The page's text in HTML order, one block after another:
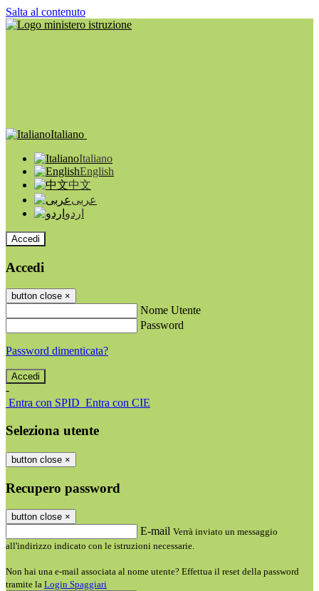
Salta al contenuto
Italiano
Italiano
English
中文
عربى
اردو
Accedi
Accedi
button close ×
Nome Utente
Password
Password dimenticata?
-
Entra con SPID Entra con CIE
Seleziona utente
button close ×
Recupero password
button close ×
E-mail Verrà inviato un messaggio
all'indirizzo indicato con le istruzioni necessarie.
Non hai una e-mail associata al nome utente? Effettua il reset della password
tramite la Login Spaggiari